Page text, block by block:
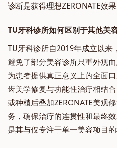
诊断是获得理想ZERONATE效果
TU牙科诊所如何区别于其他美
TU牙科诊所自2019年成立以来
避免了部分美容诊所只重外观
为患者提供真正意义上的全面
齿美学修复与功能性治疗相结
或种植后叠加ZERONATE美观
务，确保治疗的连贯性和最终
是其与仅专注于单一美容项目的